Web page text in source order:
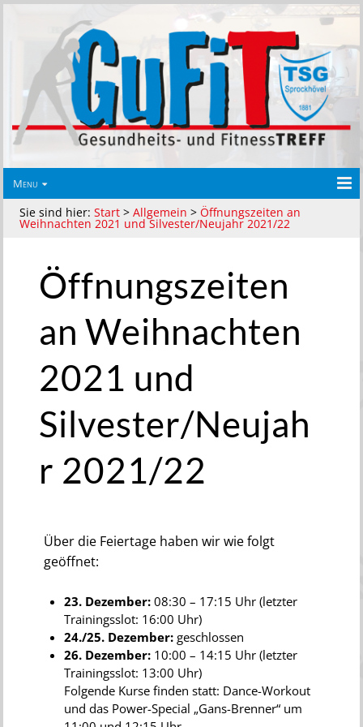
Menu
Sie sind hier:Start >Allgemein >Öffnungszeiten an
Weihnachten 2021 und Silvester/Neujahr 2021/22
Öffnungszeiten
an Weihnachten
2021 und
Silvester/Neujah
r 2021/22
Über die Feiertage haben wir wie folgt
geöffnet:
23. Dezember: 08:30 – 17:15 Uhr (letzter
Trainingsslot: 16:00 Uhr)
24./25. Dezember: geschlossen
26. Dezember: 10:00 – 14:15 Uhr (letzter
Trainingsslot: 13:00 Uhr)
Folgende Kurse finden statt: Dance-Workout
und das Power-Special „Gans-Brenner“ um